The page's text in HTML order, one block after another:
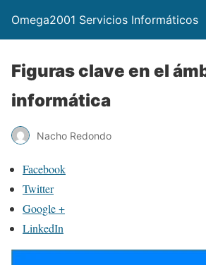
Omega2001 Servicios Informáticos
Figuras clave en el
informática
Nacho Redondo
Facebook
Twitter
Google +
LinkedIn